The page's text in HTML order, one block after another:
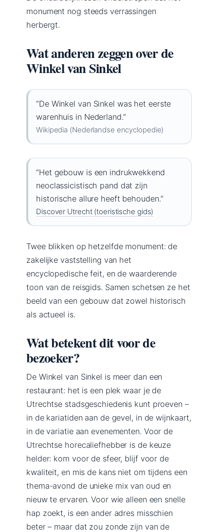
monument nog steeds verrassingen
herbergt.
Wat anderen zeggen over de
Winkel van Sinkel
“De Winkel van Sinkel was het eerste
warenhuis in Nederland.”
Wikipedia (Nederlandse encyclopedie)
“Het gebouw is een indrukwekkend
neoclassicistisch pand dat zijn
historische allure heeft behouden.”
Discover Utrecht (toeristische gids)
Twee blikken op hetzelfde monument: de
zakelijke vaststelling van het
encyclopedische feit, en de waarderende
toon van de reisgids. Samen schetsen ze het
beeld van een gebouw dat zowel historisch
als actueel is.
Wat betekent dit voor de
bezoeker?
De Winkel van Sinkel is meer dan een
restaurant: het is een plek waar je de
Utrechtse stadsgeschiedenis kunt proeven –
in de kariatiden aan de gevel, in de wijnkaart,
in de variatie aan evenementen. Voor de
Utrechtse horecaliefhebber is de keuze
helder: kom voor de sfeer, blijf voor de
kwaliteit, en mis de kans niet om tijdens een
thema-avond de unieke mix van oud en
nieuw te ervaren. Voor wie alleen een snelle
hap zoekt, is een ander adres misschien
beter – maar dat zou zonde zijn van de